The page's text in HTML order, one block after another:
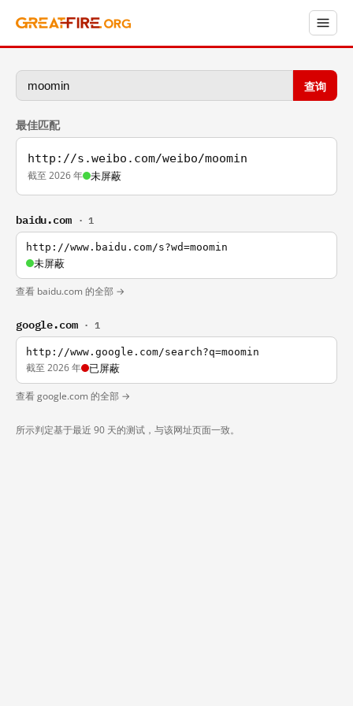
查询
最佳匹配
http://s.weibo.com/weibo/moomin
截至 2026 年 未屏蔽
baidu.com · 1
http://www.baidu.com/s?wd=moomin
未屏蔽
查看 baidu.com 的全部 →
google.com · 1
http://www.google.com/search?q=moomin
截至 2026 年 已屏蔽
查看 google.com 的全部 →
所示判定基于最近 90 天的测试，与该网址页面一致。